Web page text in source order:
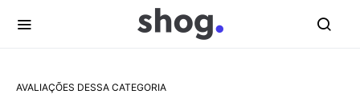
AVALIAÇÕES DESSA CATEGORIA